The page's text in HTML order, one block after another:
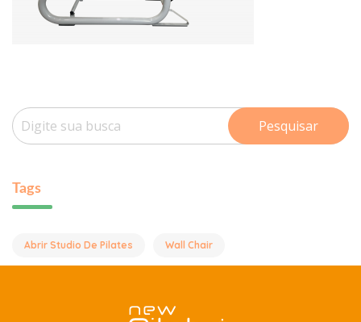
Pesquisar
Tags
Abrir Studio De Pilates Wall Chair